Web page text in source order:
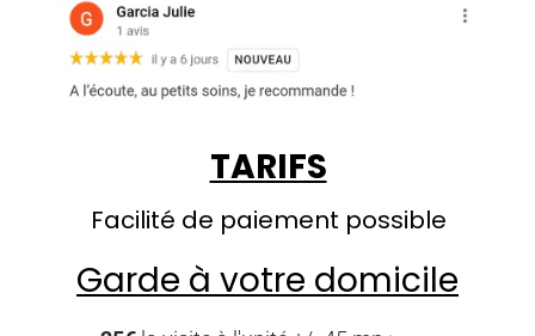
TARIFS
Facilité de paiement possible
Garde à votre domicile